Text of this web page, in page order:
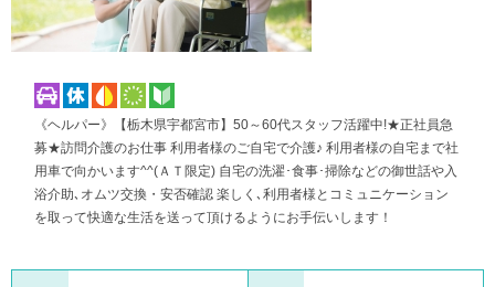
《ヘルパー》【栃木県宇都宮市】50～60代スタッフ活躍中!★正社員急
募★訪問介護のお仕事 利用者様のご自宅で介護♪ 利用者様の自宅まで社
用車で向かいます^^(ＡＴ限定) 自宅の洗濯･食事･掃除などの御世話や入
浴介助､オムツ交換・安否確認 楽しく､利用者様とコミュニケーション
を取って快適な生活を送って頂けるようにお手伝いします！